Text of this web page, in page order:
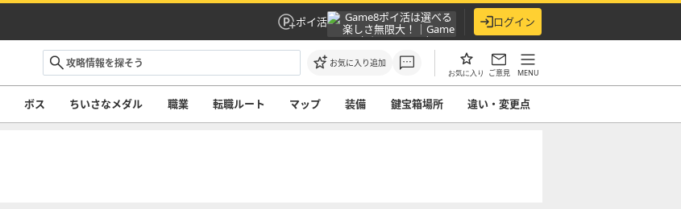
ポイ活 ログイン
お気に入り追加
お気に入り ご意見 MENU
ボス ちいさなメダル 職業 転職ルート マップ 装備 鍵宝箱場所 違い・変更点